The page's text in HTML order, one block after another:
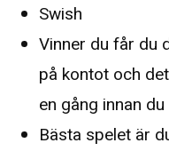
Swish
Vinner du får du
på kontot och
en gång innan
Bästa spelet är